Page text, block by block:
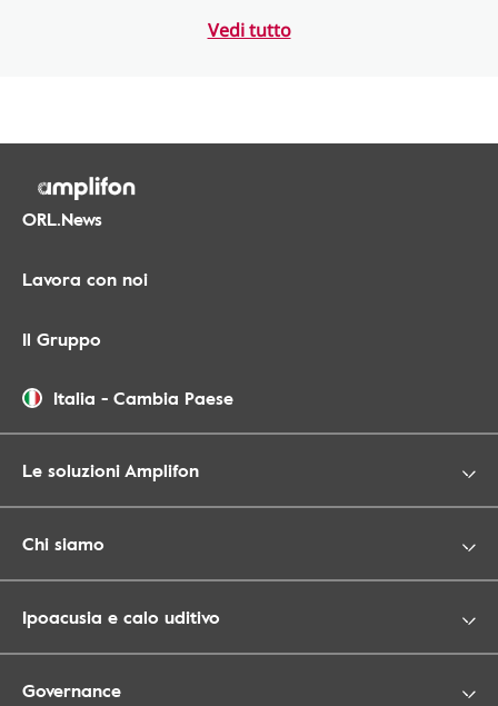
Vedi tutto
ORL.News
Lavora con noi
Il Gruppo
Italia - Cambia Paese
Le soluzioni Amplifon
Chi siamo
Ipoacusia e calo uditivo
Governance